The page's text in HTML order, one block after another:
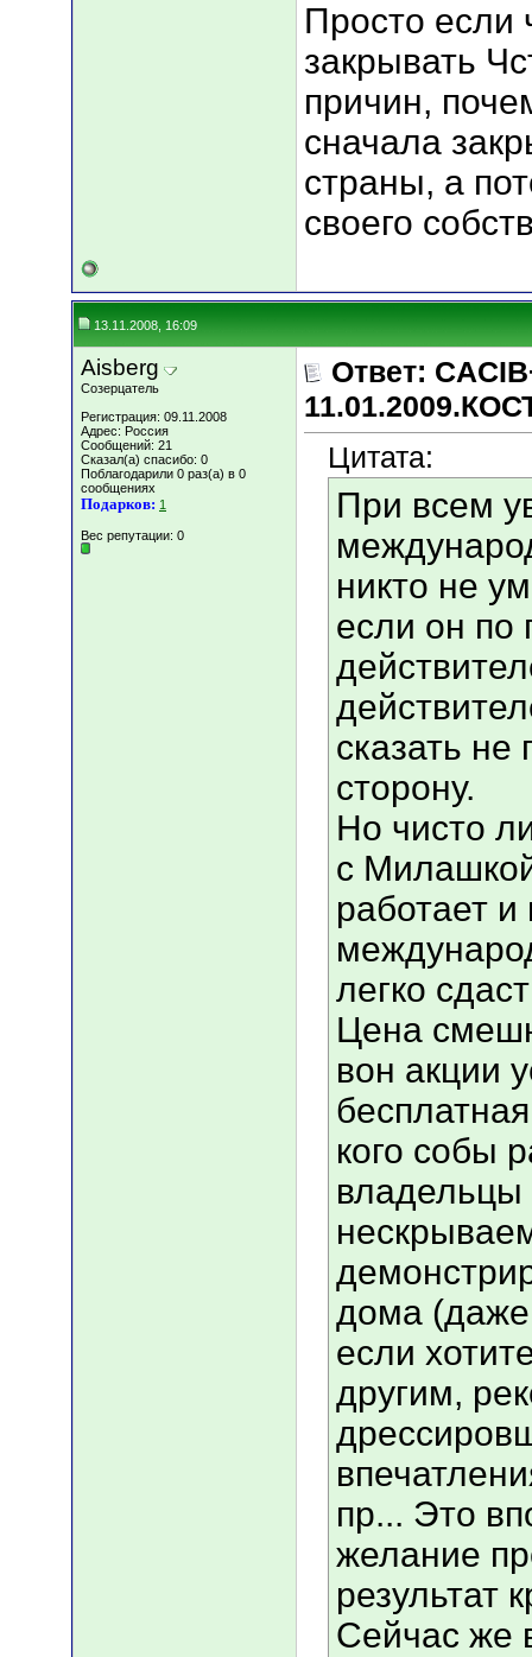
Просто если
закрывать
причин,
сначала
страны, а
своего
13.11.2008, 16:09
Aisberg
Созерцатель
Регистрация: 09.11.2008
Адрес: Россия
Сообщений: 21
Сказал(а) спасибо: 0
Поблагодарили 0 раз(а) в 0
сообщениях
Подарков: 1
Вес репутации: 0
Ответ:
Цитата:
При всем
никто не
если он по
сказать
сторону.
Но чисто
с
работает и
легко
Цена
вон акции
кого собы
владельцы
дома
если
другим,
пр... Это
желание
результат
Сейчас же